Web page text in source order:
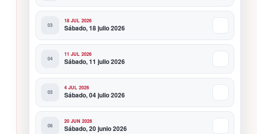
18 JUL 2026
Sábado, 18 julio 2026
11 JUL 2026
Sábado, 11 julio 2026
4 JUL 2026
Sábado, 04 julio 2026
20 JUN 2026
Sábado, 20 junio 2026